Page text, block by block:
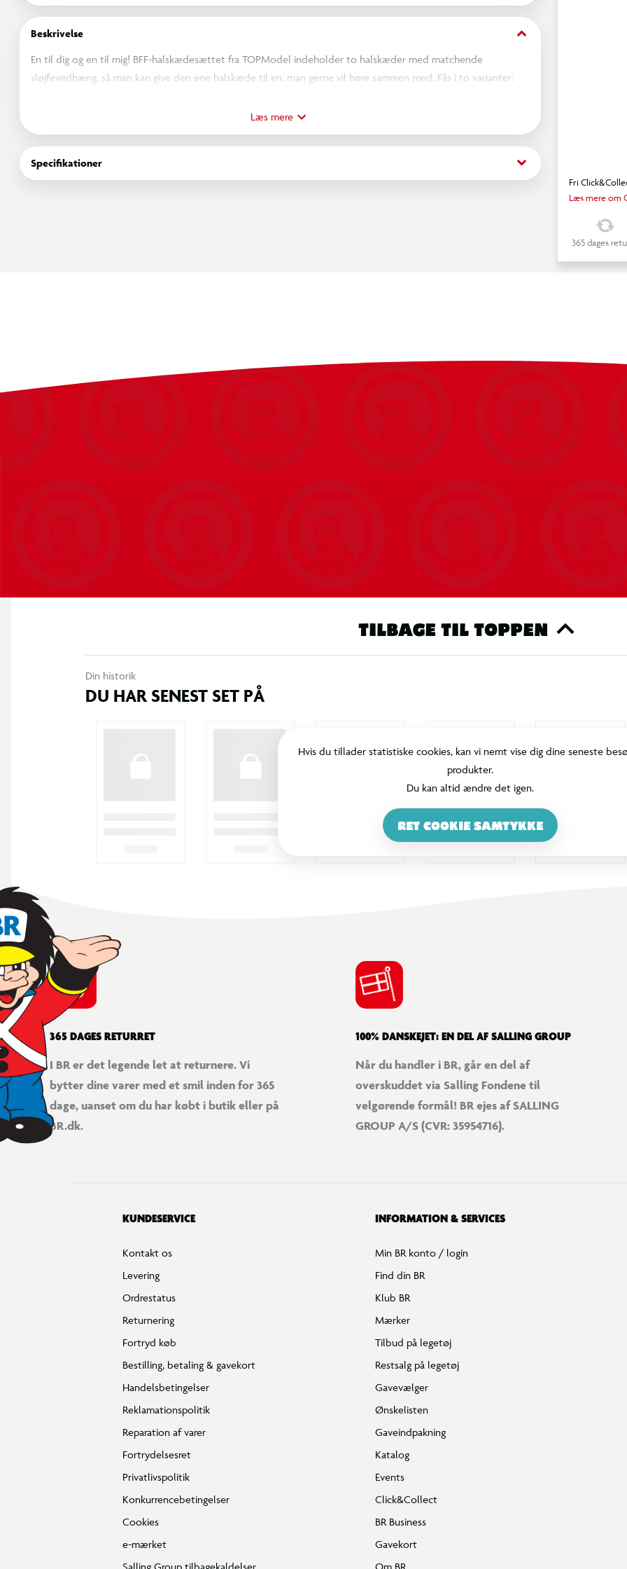
Beskrivelse keyboard_arrow_down
En til dig og en til mig! BFF-halskædesættet fra TOPModel indeholder to halskæder med matchende
sløjfevedhæng, så man kan give den ene halskæde til en, man gerne vil høre sammen med. Fås i to varianter:
med et sløjfevedhæng i lyserød sløjfe og et i pink. Alle kæder har desuden et lille statement vedhæng med
BFF-prægning. Længde: 40 cm plus 5 cm justerbar kæde. God gaveíde til dig selv og din BFF.
Læs mere
Specifikationer keyboard_arrow_down
Fri
Læs mere om
365 dages
TILBAGE TIL TOPPEN
Din historik
DU HAR SENEST SET PÅ
Hvis du tillader statistiske cookies, kan vi nemt vise dig dine seneste
produkter.
Du kan altid ændre det igen.
RET COOKIE SAMTYKKE
365 DAGES RETURRET
I BR er det legende let at returnere. Vi
bytter dine varer med et smil inden for 365
dage, uanset om du har købt i butik eller på
BR.dk.
100% DANSKEJET: EN DEL AF SALLING GROUP
Når du handler i BR, går en del af
overskuddet via Salling Fondene til
velgørende formål! BR ejes af SALLING
GROUP A/S (CVR: 35954716).
KUNDESERVICE
Kontakt os
Levering
Ordrestatus
Returnering
Fortryd køb
Bestilling, betaling & gavekort
Handelsbetingelser
Reklamationspolitik
Reparation af varer
Fortrydelsesret
Privatlivspolitik
Konkurrencebetingelser
Cookies
e-mærket
INFORMATION & SERVICES
Min BR konto / login
Find din BR
Klub BR
Mærker
Tilbud på legetøj
Restsalg på legetøj
Gavevælger
Ønskelisten
Gaveindpakning
Katalog
Events
Click&Collect
BR Business
Gavekort